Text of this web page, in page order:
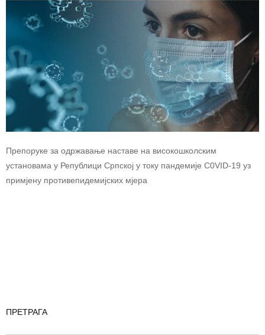
Препоруке за одржавање наставе на високoшколским
установама у Републици Српској у току пандемије C0VID-19 уз
примјену противепидемијских мјера
ПРЕТРАГА